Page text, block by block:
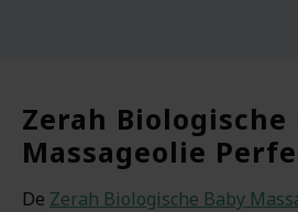
Zerah Biologische
Massageolie
De Zerah Biologische Baby